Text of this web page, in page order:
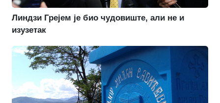
Линдзи Грејем је био чудовиште, али не и
изузетак